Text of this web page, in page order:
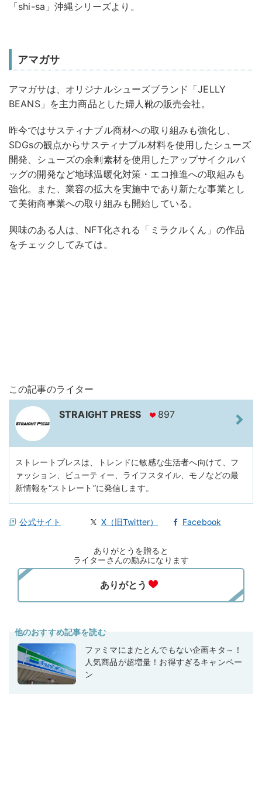
「shi-sa」沖縄シリーズより。
アマガサ
アマガサは、オリジナルシューズブランド「JELLY
BEANS」を主力商品とした婦人靴の販売会社。
昨今ではサスティナブル商材への取り組みも強化し、
SDGsの観点からサスティナブル材料を使用したシューズ
開発、シューズの余剰素材を使用したアップサイクルバ
ッグの開発など地球温暖化対策・エコ推進への取組みも
強化。また、業容の拡大を実施中であり新たな事業とし
て美術商事業への取り組みも開始している。
興味のある人は、NFT化される「ミラクルくん」の作品
をチェックしてみては。
この記事のライター
STRAIGHT PRESS 897
ストレートプレスは、トレンドに敏感な生活者へ向けて、フ
ァッション、ビューティー、ライフスタイル、モノなどの最
新情報を“ストレート”に発信します。
公式サイト X（旧Twitter） Facebook
ありがとうを贈ると
ライターさんの励みになります
他のおすすめ記事を読む
ファミマにまたとんでもない企画キタ～！
人気商品が超増量！お得すぎるキャンペー
ン